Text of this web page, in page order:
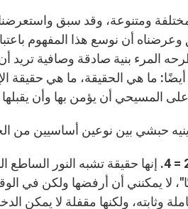
ومتنوعة، وقد سبق
وعرضناه أن نوسع هذا المفهوم
المرء بنية صادقة وصافية تريد
ما هي الحقيقة، ما هي حقيقة
على المسيحي أن يؤمن بها وأن
لا يمكنني أن أرفضها ولكن في
وثابته، ولكنها مقفلة لا